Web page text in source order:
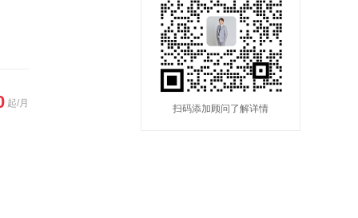
扫码添加顾问了解详情
起/月